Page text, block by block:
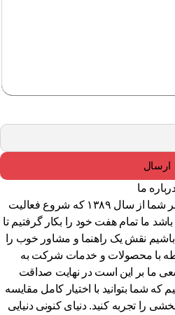
ارسال
ما
سلام بر تنها راه : درود بیکران بر شما از سال ۱۳۸۹ که شروع فعالیت
ما تمام هفت خود را بکار گرفتیم تا
نقش یک راهنما و مشاور خوب را
با محصولات و خدمات شرکت به
ما بر این است در نهایت صداقت
شما بتوانید با اختیار کامل مقایسه
را تجربه کنید. دنیای کنونی دنیایی